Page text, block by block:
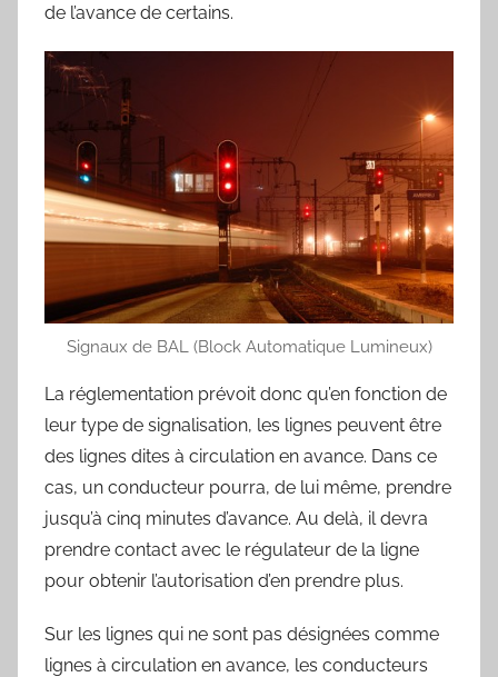
de l’avance de certains.
Signaux de BAL (Block Automatique Lumineux)
La réglementation prévoit donc qu’en fonction de
leur type de signalisation, les lignes peuvent être
des lignes dites à circulation en avance. Dans ce
cas, un conducteur pourra, de lui même, prendre
jusqu’à cinq minutes d’avance. Au delà, il devra
prendre contact avec le régulateur de la ligne
pour obtenir l’autorisation d’en prendre plus.
Sur les lignes qui ne sont pas désignées comme
lignes à circulation en avance, les conducteurs